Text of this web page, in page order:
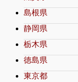
島根県
静岡県
栃木県
徳島県
東京都